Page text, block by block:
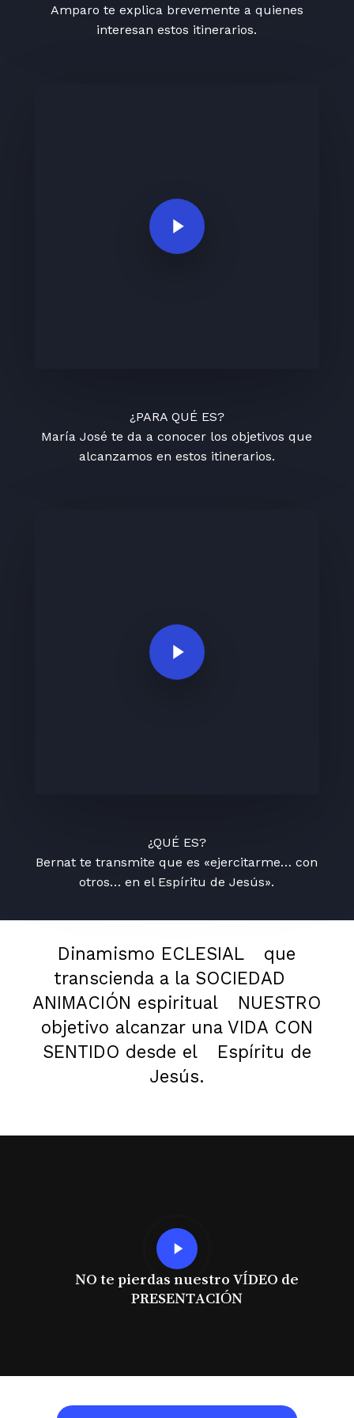
Amparo te explica brevemente a quienes
interesan estos itinerarios.
Play Video
¿PARA QUÉ ES?
María José te da a conocer los objetivos que
alcanzamos en estos itinerarios.
Play Video
¿QUÉ ES?
Bernat te transmite que es «ejercitarme… con
otros… en el Espíritu de Jesús».
Dinamismo ECLESIAL
que
transcienda a la SOCIEDAD
ANIMACIÓN espiritual
NUESTRO
objetivo alcanzar una VIDA CON
SENTIDO desde el
Espíritu de
Jesús.
Play
Video
NO te pierdas nuestro VÍDEO de
PRESENTACIÓN